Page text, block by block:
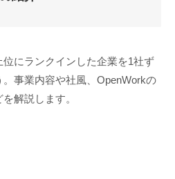
にランクインした企業を1社ず
事業内容や社風、OpenWorkの
解説します。